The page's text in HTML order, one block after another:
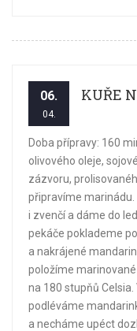
06.
04.
KUŘE
Doba přípravy: 160
olivového oleje,
zázvoru,
připravíme
i zvenčí a dáme do
pekáče poklademe
a nakrájené
položíme
na 180 stupňů
podléváme
a necháme upéct